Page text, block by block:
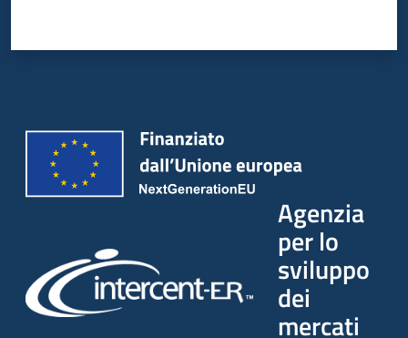
Agenzia
per lo
sviluppo
dei
mercati